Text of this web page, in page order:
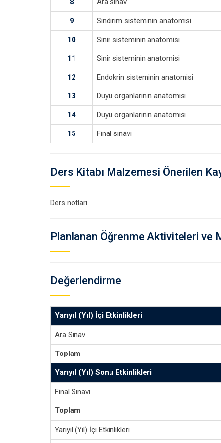
8 Ara sınav
9 Sindirim sisteminin anatomisi
10 Sinir sisteminin anatomisi
11 Sinir sisteminin anatomisi
12 Endokrin sisteminin anatomisi
13 Duyu organlarının anatomisi
14 Duyu organlarının anatomisi
15 Final sınavı
Ders Kitabı Malzemesi Önerilen
Ders notları
Planlanan Öğrenme Aktiviteleri ve
Değerlendirme
Yarıyıl (Yıl) İçi Etkinlikleri
Ara Sınav
Toplam
Yarıyıl (Yıl) Sonu Etkinlikleri
Final Sınavı
Toplam
Yarıyıl (Yıl) İçi Etkinlikleri